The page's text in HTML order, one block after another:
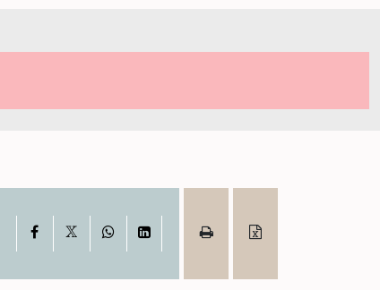
Facebook WhatsAppLinkedIn